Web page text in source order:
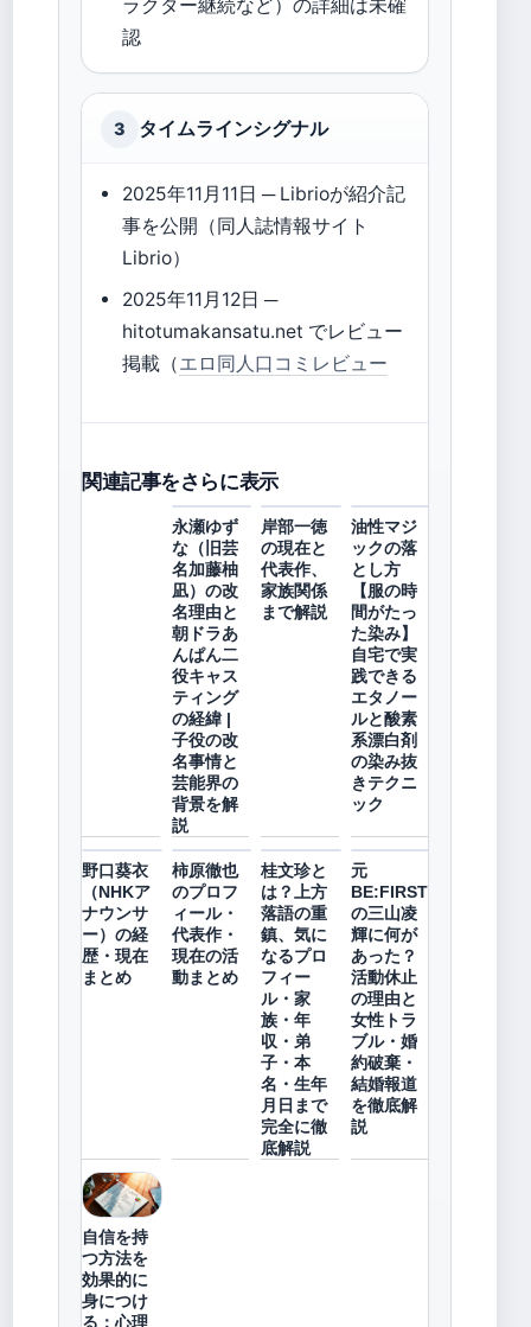
ラクター継続など）の詳細は未確
認
3 タイムラインシグナル
2025年11月11日 ─ Librioが紹介記
事を公開（同人誌情報サイト
Librio）
2025年11月12日 ─
hitotumakansatu.net でレビュー
掲載（エロ同人口コミレビュー
関連記事をさらに表示
永瀬ゆず
な（旧芸
名加藤柚
凪）の改
名理由と
朝ドラあ
んぱん二
役キャス
ティング
の経緯 |
子役の改
名事情と
芸能界の
背景を解
説
岸部一徳
の現在と
代表作、
家族関係
まで解説
油性マジ
ックの落
とし方
【服の時
間がたっ
た染み】
自宅で実
践できる
エタノー
ルと酸素
系漂白剤
の染み抜
きテクニ
ック
野口葵衣
（NHKア
ナウンサ
ー）の経
歴・現在
まとめ
柿原徹也
のプロフ
ィール・
代表作・
現在の活
動まとめ
桂文珍と
は？上方
落語の重
鎮、気に
なるプロ
フィー
ル・家
族・年
収・弟
子・本
名・生年
月日まで
完全に徹
底解説
元
BE:FIRST
の三山凌
輝に何が
あった？
活動休止
の理由と
女性トラ
ブル・婚
約破棄・
結婚報道
を徹底解
説
自信を持
つ方法を
効果的に
身につけ
る：心理